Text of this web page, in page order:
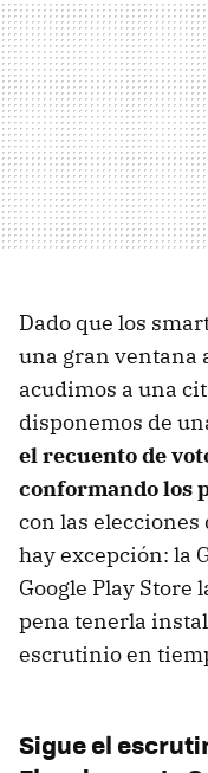
Dado que los
una gran ventana
acudimos a una
disponemos de
el recuento de
conformando los
con las
hay excepción: la
Google Play Store
pena tenerla
escrutinio en
Sigue el